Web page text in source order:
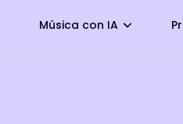
Música con IA